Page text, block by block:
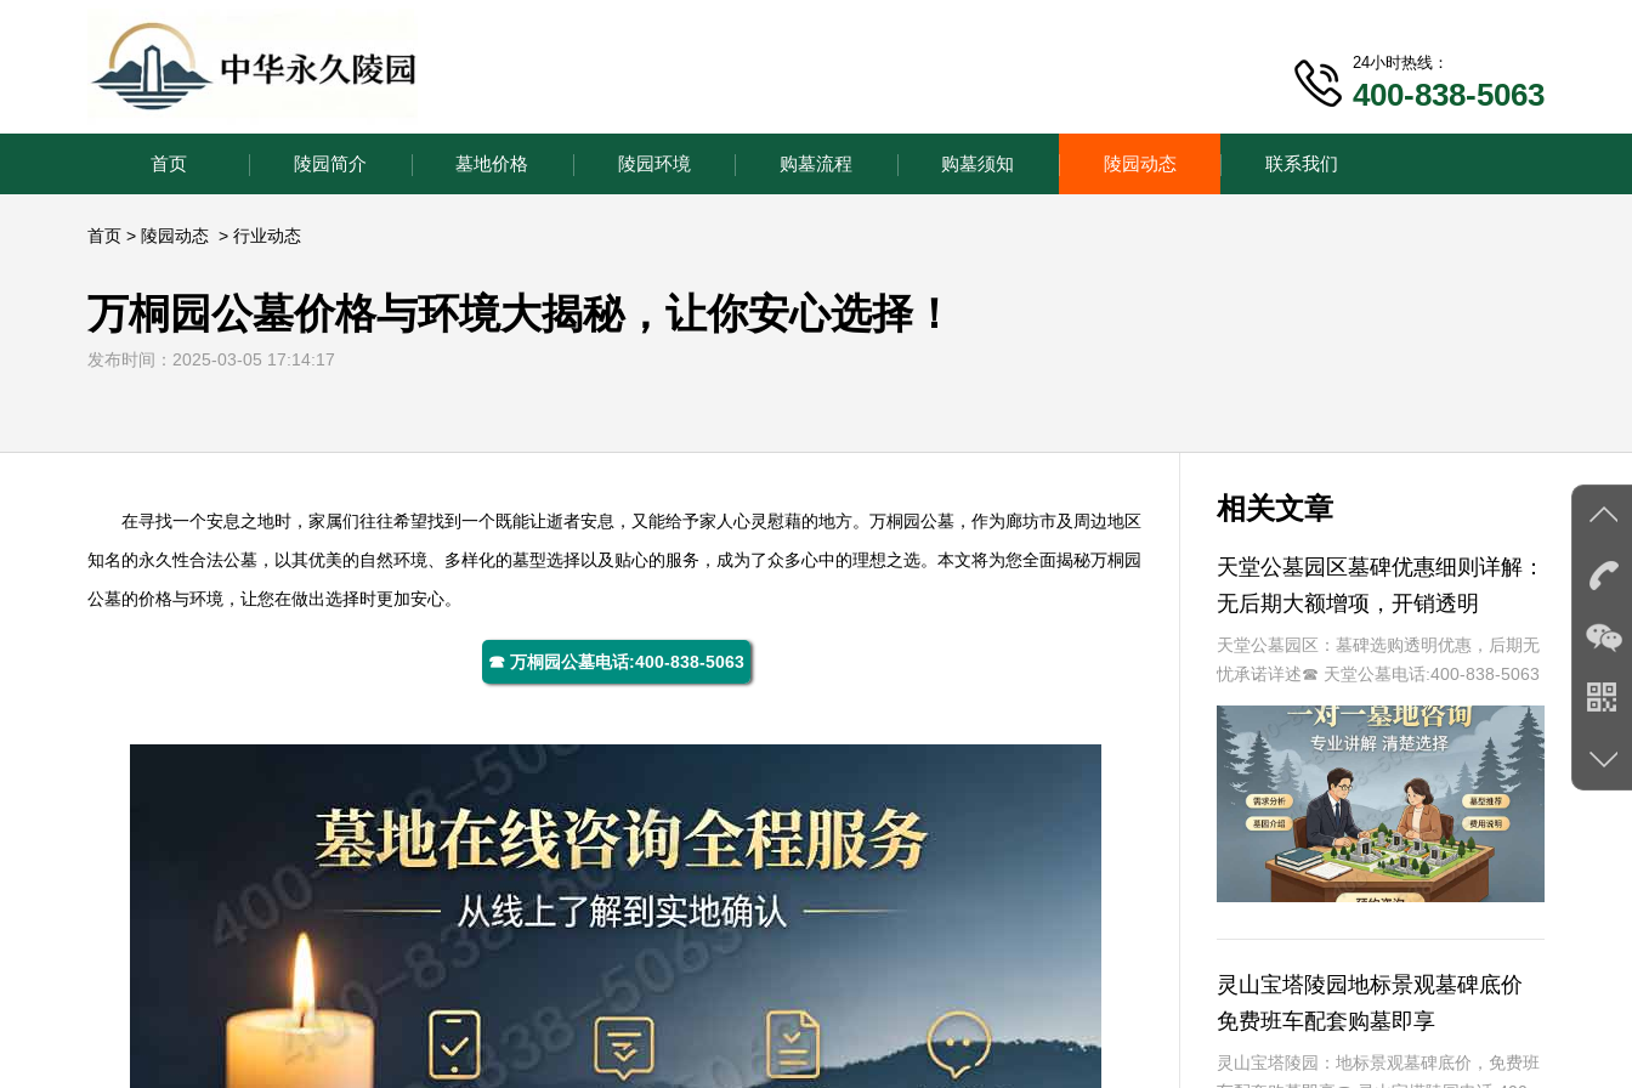
24小时热线：
400-838-5063
首页 陵园简介 墓地价格 陵园环境 购墓流程 购墓须知 陵园动态 联系我们
首页 > 陵园动态 > 行业动态
万桐园公墓价格与环境大揭秘，让你安心选择！
发布时间：2025-03-05 17:14:17
在寻找一个安息之地时，家属们往往希望找到一个既能让逝者安息，又能给予家人心灵慰藉的地方。 万桐园公墓，作为廊坊市及周边地区
知名的永久性合法公墓，以其优美的自然环境、多样化的墓型选择以及贴心的服务，成为了众多心中的理想之选。本文将为您全面揭秘万桐园
公墓的价格与环境，让您在做出选择时更加安心。
☎ 万桐园公墓电话:400-838-5063
相关文章
天堂公墓园区墓碑优惠细则详解：
无后期大额增项，开销透明
天堂公墓园区：墓碑选购透明优惠，后期无
忧承诺详述☎ 天堂公墓电话:400-838-5063
作为现代化殡葬服务基地的天堂公墓园区，
始终以提供便捷、透明、人性化的服务为己
任。在众多服务项目中，墓碑的选购
灵山宝塔陵园地标景观墓碑底价
免费班车配套购墓即享
灵山宝塔陵园：地标景观墓碑底价，免费班